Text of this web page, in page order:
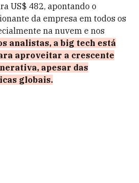
US$ 482, apontando o
da empresa em todos os
na nuvem e nos
analistas, a big tech está
aproveitar a crescente
apesar das
globais.